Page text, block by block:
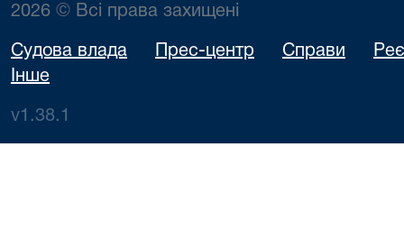
2026 © Всі права захищені
Судова влада Прес-центр Справи
Інше
v1.38.1